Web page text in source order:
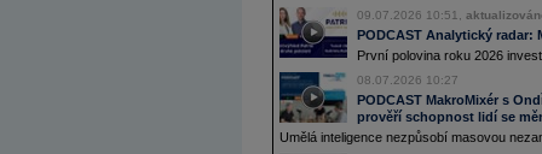
09.07.2026 10:51,
PODCAST Analytický radar:
První polovina roku 2026
08.07.2026 10:27
PODCAST MakroMixér s
prověří schopnost lidí se
Umělá inteligence nezpůsobí masovou